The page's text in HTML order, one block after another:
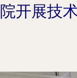
院开展技